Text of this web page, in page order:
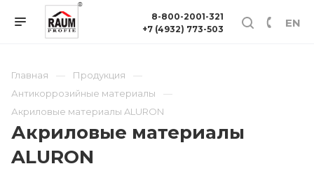
EN
8-800-2001-321
+7 (4932) 773-503
Главная
Продукция
Антикоррозийные материалы
Акриловые материалы ALURON
Акриловые материалы
ALURON